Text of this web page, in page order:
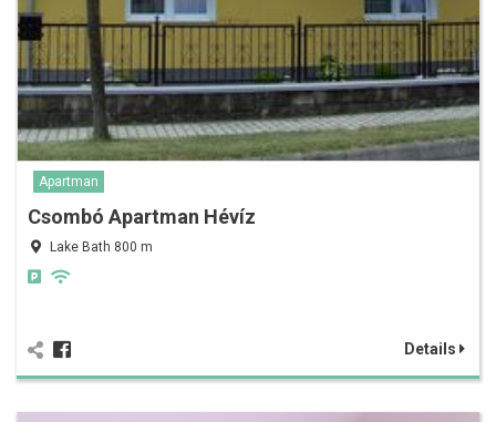
Apartman
Csombó Apartman Hévíz
Lake Bath 800 m
Details